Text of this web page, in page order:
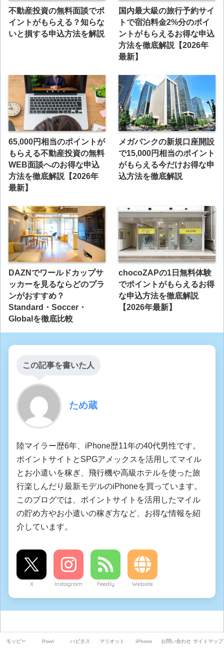
不動産投資の無料面談でポ
イントがもらえる？知らな
いと損する申込方法を解説
国内最大級の旅行予約サイ
トで宿泊料金2%分のポイ
ントがもらえるお得な申込
方法を徹底解説【2026年
最新】
65,000円相当のポイントが
もらえる不動産投資の無料
WEB面談へのお得な申込
方法を徹底解説【2026年
最新】
メガバンクの新規口座開設
で15,000円相当のポイント
がもらえる今だけお得な申
込方法を徹底解説
DAZNでワールドカップサ
ッカーを見るならどのプラ
ンがおすすめ？
Standard・Soccer・
Globalを徹底比較
chocoZAPの1日無料体験
でポイントがもらえるお得
な申込方法を徹底解説
【2026年最新】
この記事を書いた人
ため蔵
陸マイラー歴6年、iPhone歴11年の40代男性です。
ポイントサイトとSPGアメックスを活用してマイル
とお小遣いを稼ぎ、飛行機や高級ホテルを使った旅
行楽しんだり最新モデルのiPhoneを買っています。
このブログでは、ポイントサイトを活用したマイル
の貯め方やお小遣いの稼ぎ方など、お得な情報を紹
介しています。
X Instagram Feedly Website
コメントを残す
モッピー Powl ハピタス マリオット iPhone お問い合わせ サイトマップ